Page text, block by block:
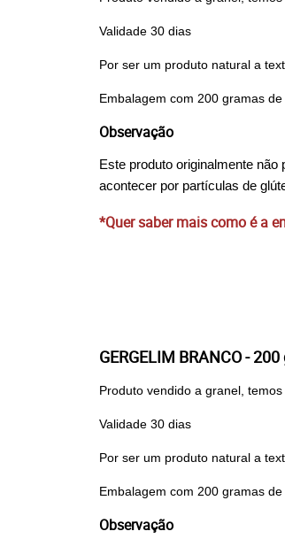
Validade 30 dias
Por ser um produto natural a
Embalagem com 200 gramas
Observação
Este produto originalmente
acontecer por partículas de
*Quer saber mais como é a
GERGELIM BRANCO -
Produto vendido a granel, temos
Validade 30 dias
Por ser um produto natural a
Embalagem com 200 gramas
Observação